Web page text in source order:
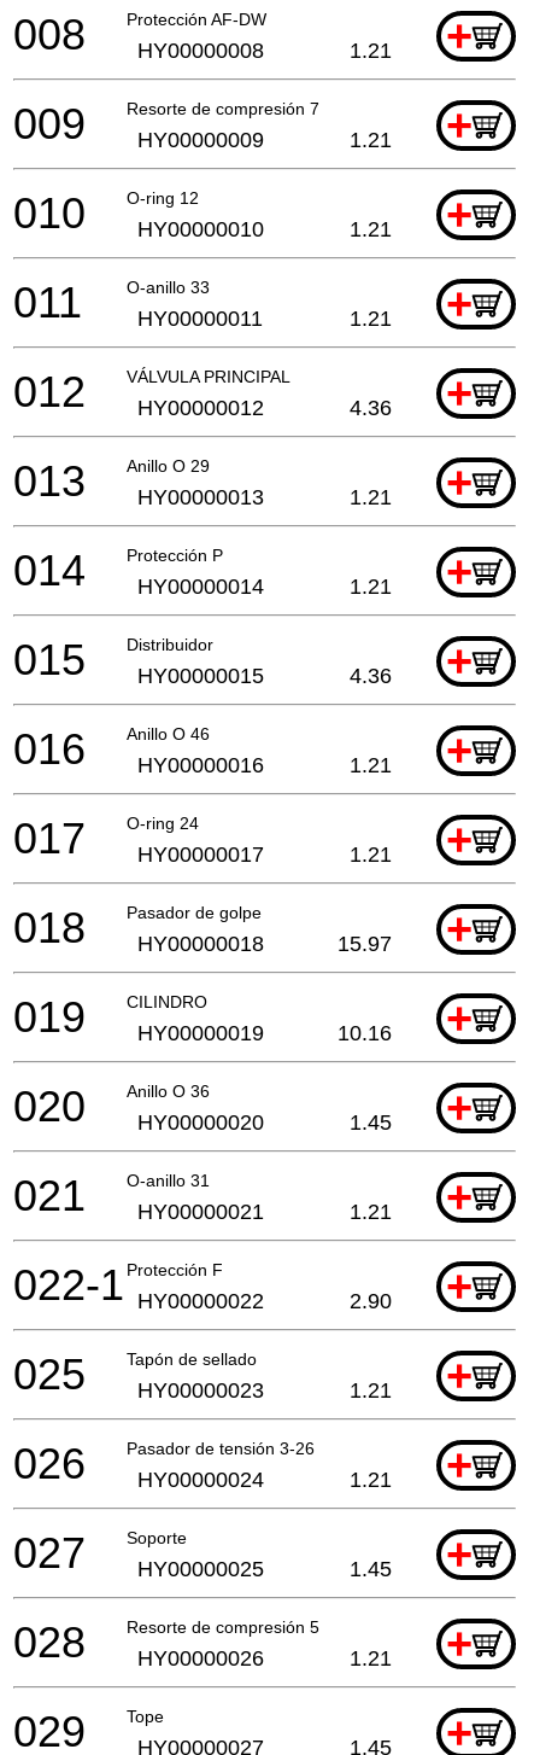
Protección AF-DW +
008 HY00000008 1.21
Resorte de compresión 7 +
009 HY00000009 1.21
O-ring 12 +
010 HY00000010 1.21
O-anillo 33 +
011 HY00000011 1.21
VÁLVULA PRINCIPAL +
012 HY00000012 4.36
Anillo O 29 +
013 HY00000013 1.21
Protección P +
014 HY00000014 1.21
Distribuidor +
015 HY00000015 4.36
Anillo O 46 +
016 HY00000016 1.21
O-ring 24 +
017 HY00000017 1.21
Pasador de golpe +
018 HY00000018 15.97
CILINDRO +
019 HY00000019 10.16
Anillo O 36 +
020 HY00000020 1.45
O-anillo 31 +
021 HY00000021 1.21
Protección F +
022-1 HY00000022 2.90
Tapón de sellado +
025 HY00000023 1.21
Pasador de tensión 3-26 +
026 HY00000024 1.21
Soporte +
027 HY00000025 1.45
Resorte de compresión 5 +
028 HY00000026 1.21
Tope +
029 HY00000027 1.45